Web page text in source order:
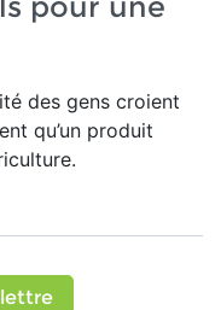
des gens croient
qu’un produit